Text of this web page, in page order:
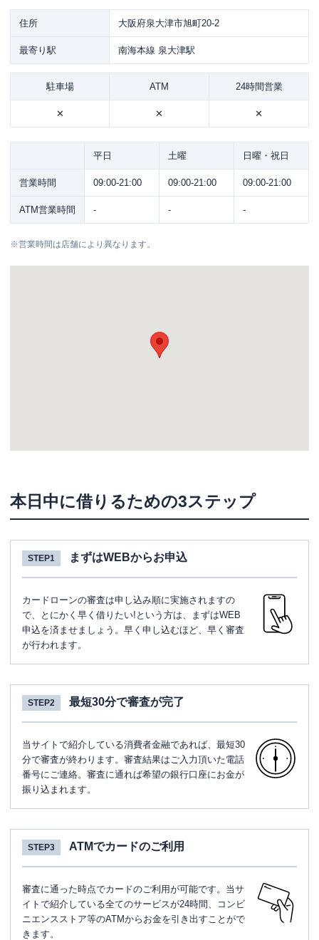
住所 大阪府泉大津市旭町20-2
最寄り駅 南海本線 泉大津駅
駐車場 ATM 24時間営業
✕ ✕ ✕
平日 土曜 日曜・祝日
営業時間 09:00-21:00 09:00-21:00 09:00-21:00
ATM営業時間 - - -
※営業時間は店舗により異なります。
本日中に借りるための3ステップ
STEP1 まずはWEBからお申込
カードローンの審査は申し込み順に実施されますの
で、とにかく早く借りたい!という方は、まずはWEB
申込を済ませましょう。早く申し込むほど、早く審査
が行われます。
STEP2 最短30分で審査が完了
当サイトで紹介している消費者金融であれば、最短30
分で審査が終わります。審査結果はご入力頂いた電話
番号にご連絡。審査に通れば希望の銀行口座にお金が
振り込まれます。
STEP3 ATMでカードのご利用
審査に通った時点でカードのご利用が可能です。当サ
イトで紹介している全てのサービスが24時間、コンビ
ニエンスストア等のATMからお金を引き出すことがで
きます。